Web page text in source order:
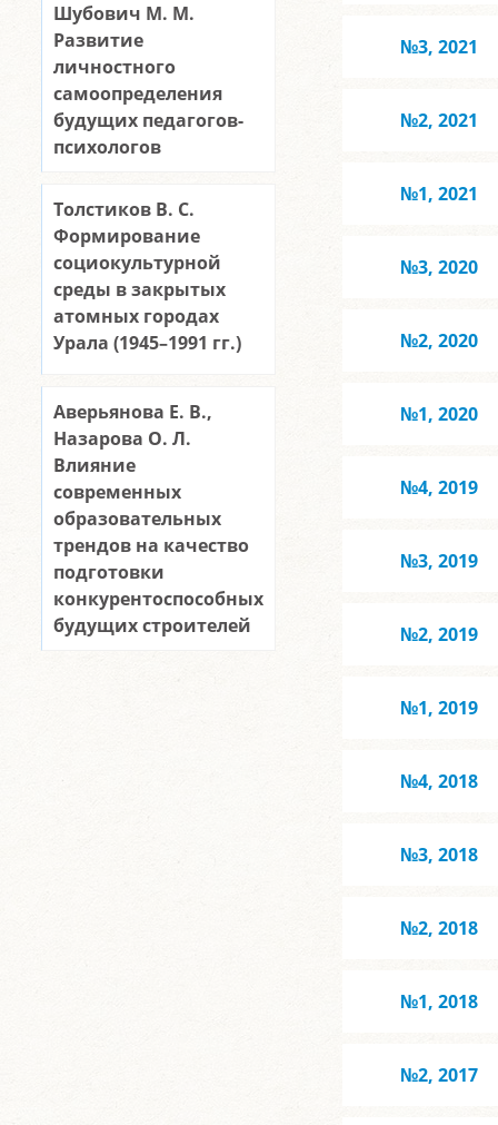
Шубович М. М.
Развитие
личностного
самоопределения
будущих педагогов-
психологов
Толстиков В. С.
Формирование
социокультурной
среды в закрытых
атомных городах
Урала (1945–1991 гг.)
Аверьянова Е. В.,
Назарова О. Л.
Влияние
современных
образовательных
трендов на качество
подготовки
конкурентоспособных
будущих строителей
№3, 2021
№2, 2021
№1, 2021
№3, 2020
№2, 2020
№1, 2020
№4, 2019
№3, 2019
№2, 2019
№1, 2019
№4, 2018
№3, 2018
№2, 2018
№1, 2018
№2, 2017